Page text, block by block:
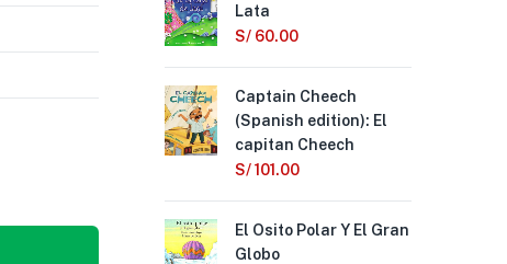
Lata
S/ 60.00
Captain Cheech
(Spanish edition): El
capitan Cheech
S/101.00
El Osito Polar Y El Gran
Globo